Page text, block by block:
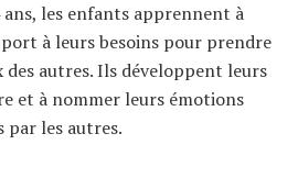
les enfants apprennent à
à leurs besoins pour prendre
des autres. Ils développent leurs
et à nommer leurs émotions
par les autres.